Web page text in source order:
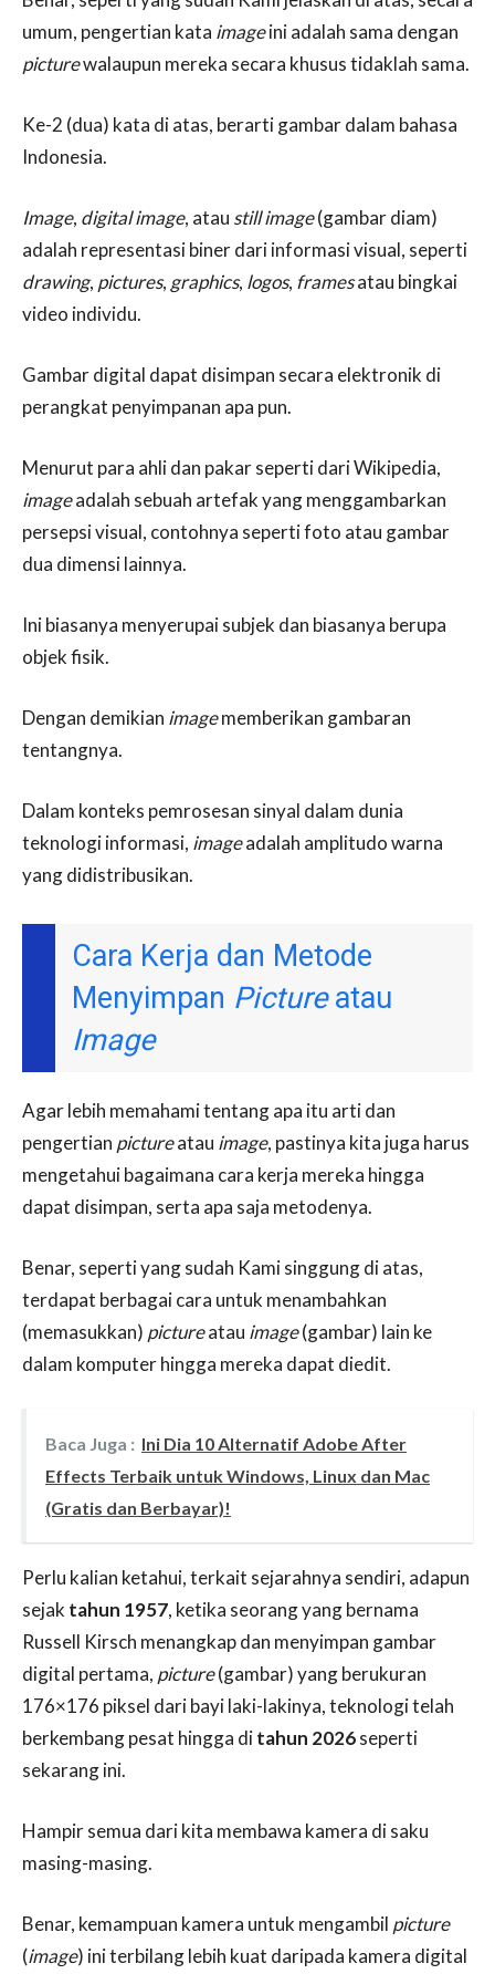
umum, pengertian kata imageini adalah sama dengan
picturewalaupun mereka secara khusus tidaklah sama.
Ke-2 (dua) kata di atas, berarti gambar dalam bahasa
Indonesia.
Image, digital image, atau still image(gambar diam)
adalah representasi biner dari informasi visual, seperti
drawing, pictures, graphics, logos, framesatau bingkai
video individu.
Gambar digital dapat disimpan secara elektronik di
perangkat penyimpanan apa pun.
Menurut para ahli dan pakar seperti dari Wikipedia,
imageadalah sebuah artefak yang menggambarkan
persepsi visual, contohnya seperti foto atau gambar
dua dimensi lainnya.
Ini biasanya menyerupai subjek dan biasanya berupa
objek fisik.
Dengan demikian imagememberikan gambaran
tentangnya.
Dalam konteks pemrosesan sinyal dalam dunia
teknologi informasi, imageadalah amplitudo warna
yang didistribusikan.
Cara Kerja dan Metode
Menyimpan Pictureatau
Image
Agar lebih memahami tentang apa itu arti dan
pengertian pictureatau image, pastinya kita juga harus
mengetahui bagaimana cara kerja mereka hingga
dapat disimpan, serta apa saja metodenya.
Benar, seperti yang sudah Kami singgung di atas,
terdapat berbagai cara untuk menambahkan
(memasukkan) pictureatau image(gambar) lain ke
dalam komputer hingga mereka dapat diedit.
Baca Juga : Ini Dia 10 Alternatif Adobe After
Effects Terbaik untuk Windows, Linux dan Mac
(Gratis dan Berbayar)!
Perlu kalian ketahui, terkait sejarahnya sendiri, adapun
sejak tahun 1957, ketika seorang yang bernama
Russell Kirsch menangkap dan menyimpan gambar
digital pertama, picture(gambar) yang berukuran
176×176 piksel dari bayi laki-lakinya, teknologi telah
berkembang pesat hingga ditahun 2026seperti
sekarang ini.
Hampir semua dari kita membawa kamera di saku
masing-masing.
Benar, kemampuan kamera untuk mengambil picture
(image) ini terbilang lebih kuat daripada kamera digital